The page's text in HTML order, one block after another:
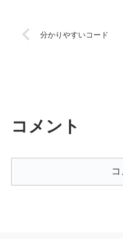
分かりやすいコード
コメント